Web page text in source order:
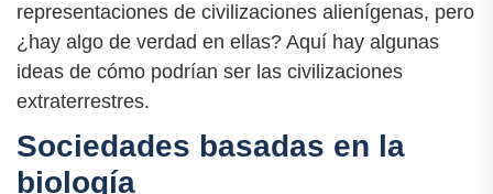
representaciones de civilizaciones alienígenas, pero
¿hay algo de verdad en ellas? Aquí hay algunas
ideas de cómo podrían ser las civilizaciones
extraterrestres.
Sociedades basadas en la
biología